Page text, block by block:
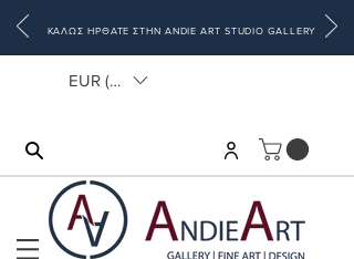
ΚΑΛΩΣ ΗΡΘΑΤΕ ΣΤΗΝ ANDIE ART STUDIO GALLERY
EUR (€)